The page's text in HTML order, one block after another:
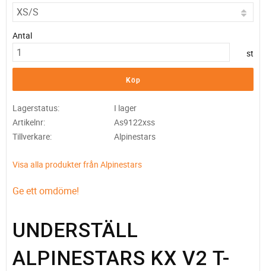
Antal
st
Köp
Lagerstatus
I lager
Artikelnr
As9122xss
Tillverkare
Alpinestars
Visa alla produkter från Alpinestars
Ge ett omdöme!
UNDERSTÄLL
ALPINESTARS KX V2 T-